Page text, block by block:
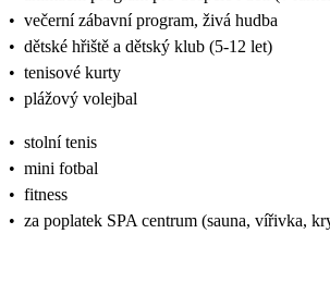
• večerní zábavní program, živá hudba
• dětské hřiště a dětský klub (5-12 let)
• tenisové kurty
• plážový volejbal
• stolní tenis
• mini fotbal
• fitness
• za poplatek SPA centrum (sauna, vířivka,